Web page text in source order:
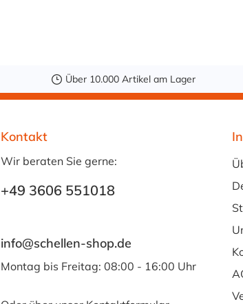
Über 10.000 Artikel am Lager
Kontakt
Wir beraten Sie gerne:
+49 3606 551018
info@schellen-shop.de
Montag bis Freitag: 08:00 - 16:00 Uhr